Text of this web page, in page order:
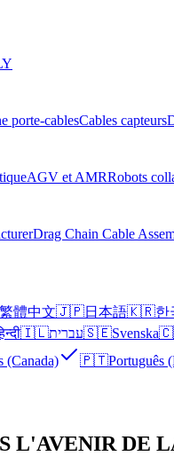
porte-cablesCables capteurs
AGV et AMRRobots
Drag Chain Cable
繁體中文🇯🇵日本語🇰🇷한
🇮🇱עברית🇸🇪Svenska
(Canada) 🇵🇹Português
L'AVENIR DE